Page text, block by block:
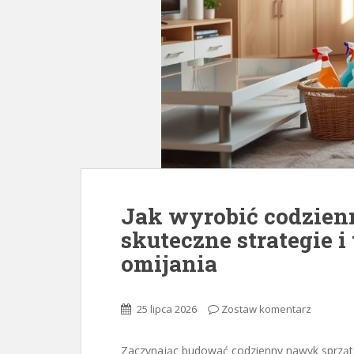
Jak wyrobić
skuteczne strategie
omijania
25 lipca 2026 Zostaw komentarz
Zaczynając budować codzienny nawyk